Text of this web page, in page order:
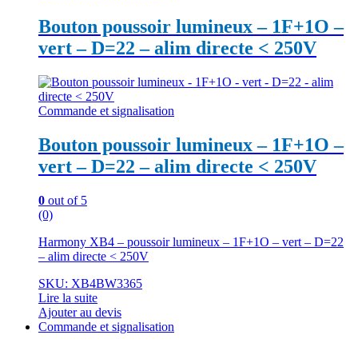
Bouton poussoir lumineux – 1F+1O –
vert – D=22 – alim directe < 250V
Commande et signalisation
Bouton poussoir lumineux – 1F+1O –
vert – D=22 – alim directe < 250V
0 out of 5
(0)
Harmony XB4 – poussoir lumineux – 1F+1O – vert – D=22
– alim directe < 250V
SKU: XB4BW3365
Lire la suite
Ajouter au devis
Commande et signalisation